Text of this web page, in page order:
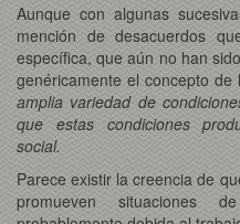
Aunque con algunas
mención de desacuerdos
específica, que aún no han
genéricamente el concepto
amplia variedad de
que estas condiciones
social.
Parece existir la creencia de
promueven situaciones